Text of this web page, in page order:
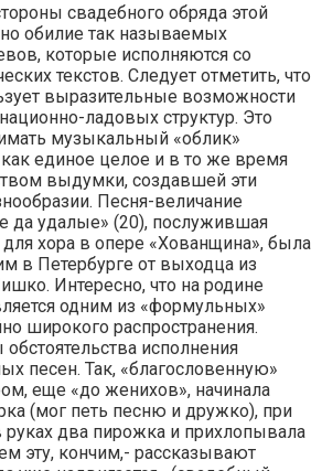
свадебного обряда этой
обилие так называемых
которые исполняются со
текстов. Следует отметить, что
выразительные возможности
ладовых структур. Это
музыкальный «облик»
единое целое и в то же время
выдумки, создавшей эти
Песня-величание
да удалые» (20), послужившая
хора в опере «Хованщина», была
в Петербурге от выходца из
Интересно, что на родине
одним из «формульных»
широкого распространения.
исполнения
песен. Так, «благословенную»
еще «до женихов», начинала
(мог петь песню и дружко), при
два пирожка и прихлопывала
эту, кончим,- рассказывают